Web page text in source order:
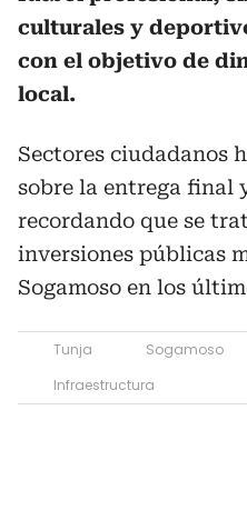
culturales y
con el objetivo de
local.
Sectores ciudadanos
sobre la entrega final
recordando que se
inversiones públicas
Sogamoso en los
Tunja Sogamoso
Infraestructura